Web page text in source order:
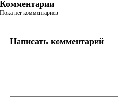
Комментарии
Пока нет комментариев
Написать комментарий